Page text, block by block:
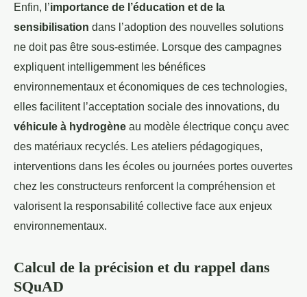
Enfin, l’importance de l’éducation et de la
sensibilisation dans l’adoption des nouvelles solutions
ne doit pas être sous-estimée. Lorsque des campagnes
expliquent intelligemment les bénéfices
environnementaux et économiques de ces technologies,
elles facilitent l’acceptation sociale des innovations, du
véhicule à hydrogène au modèle électrique conçu avec
des matériaux recyclés. Les ateliers pédagogiques,
interventions dans les écoles ou journées portes ouvertes
chez les constructeurs renforcent la compréhension et
valorisent la responsabilité collective face aux enjeux
environnementaux.
Calcul de la précision et du rappel dans
SQuAD